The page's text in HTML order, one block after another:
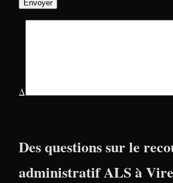
Δ
Des questions sur le
administratif ALS à